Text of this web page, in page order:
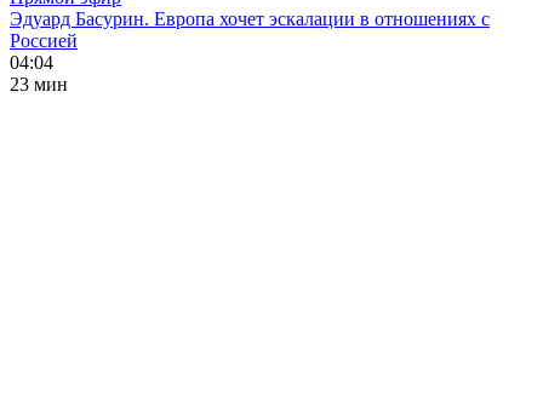
Эдуард Басурин. Европа хочет эскалации в отношениях с
Россией
04:04
23 мин